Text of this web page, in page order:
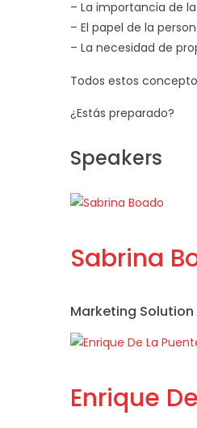
– La importancia de
– El papel de la
– La necesidad de
Todos estos
¿Estás preparado?
Speakers
Sabrina
Marketing
Enrique